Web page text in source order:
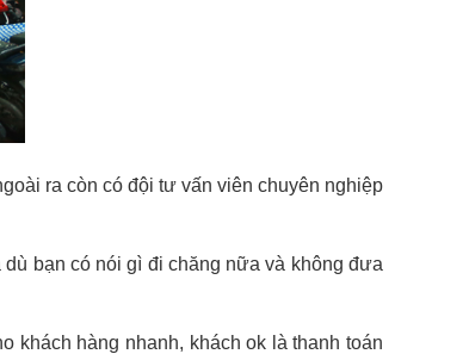
ra còn có đội tư vấn viên chuyên nghiệp
bạn có nói gì đi chăng nữa và không đưa
khách hàng nhanh, khách ok là thanh toán